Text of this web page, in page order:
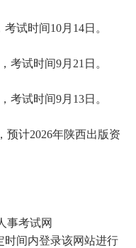
试时间10月14日。
考试时间9月21日。
考试时间9月13日。
预计2026年陕西出版资
事考试网
时间内登录该网站进行